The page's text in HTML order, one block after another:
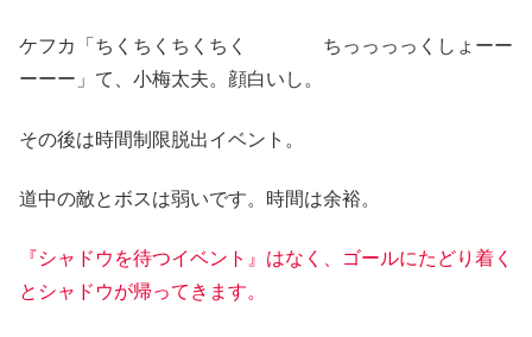
ケフカ「ちくちくちくちく ちっっっっくしょーー
ーーー」て、小梅太夫。顔白いし。
その後は時間制限脱出イベント。
道中の敵とボスは弱いです。時間は余裕。
『シャドウを待つイベント』はなく、ゴールにたどり着く
とシャドウが帰ってきます。